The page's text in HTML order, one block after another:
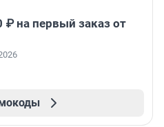
₽ на первый заказ от